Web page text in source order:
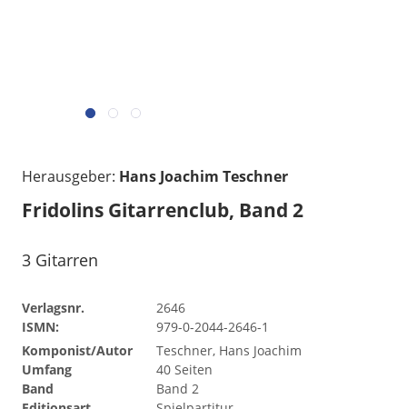
Herausgeber: Hans Joachim Teschner
Fridolins Gitarrenclub, Band 2
3 Gitarren
Verlagsnr.
2646
ISMN:
979-0-2044-2646-1
Komponist/Autor
Teschner, Hans Joachim
Umfang
40 Seiten
Band
Band 2